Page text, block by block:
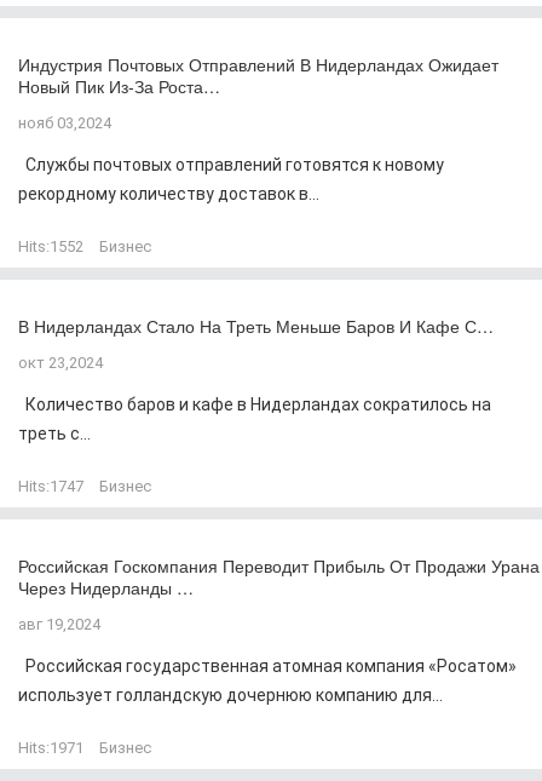
Индустрия Почтовых Отправлений В Нидерландах Ожидает
Новый Пик Из-За Роста…
нояб 03,2024
Службы почтовых отправлений готовятся к новому
рекордному количеству доставок в...
Hits:1552 Бизнес
В Нидерландах Стало На Треть Меньше Баров И Кафе С…
окт 23,2024
Количество баров и кафе в Нидерландах сократилось на
треть с...
Hits:1747 Бизнес
Российская Госкомпания Переводит Прибыль От Продажи Урана
Через Нидерланды …
авг 19,2024
Российская государственная атомная компания «Росатом»
использует голландскую дочернюю компанию для...
Hits:1971 Бизнес